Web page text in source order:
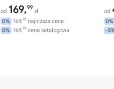
od 169,99
zł
0% 169,99 najniższa cena
0% 169,99 cena katalogowa
od
0%
-